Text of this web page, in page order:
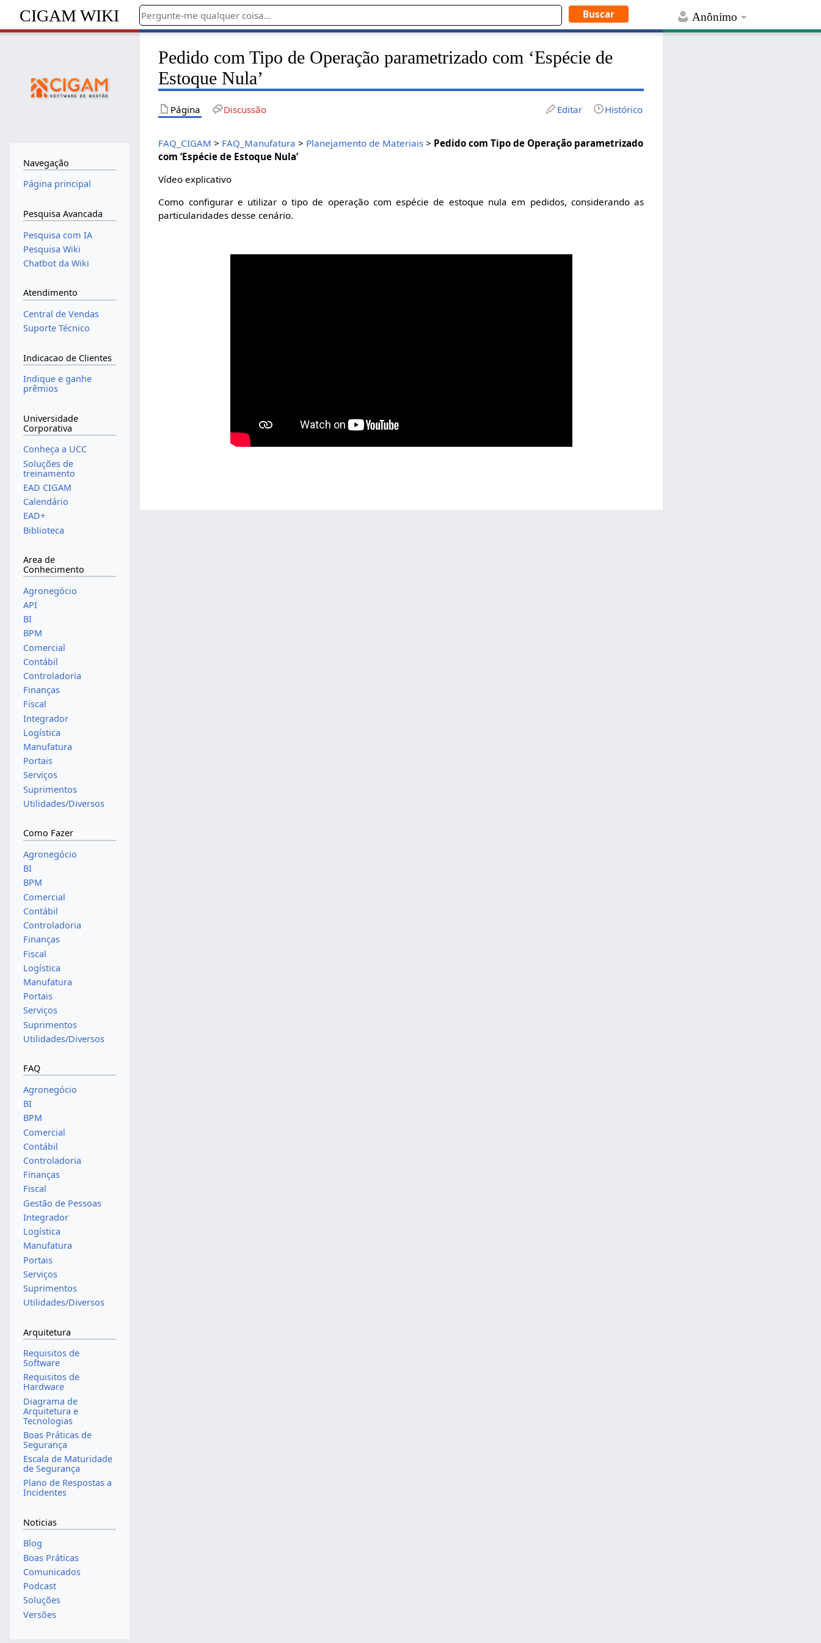
Anônimo
CIGAM WIKI
Pedido com Tipo de Operação parametrizado com ‘Espécie de
Estoque Nula’
Página Discussão Editar Histórico
FAQ_CIGAM > FAQ_Manufatura > Planejamento de Materiais > Pedido com Tipo de Operação parametrizado
com ‘Espécie de Estoque Nula’
Vídeo explicativo
Como configurar e utilizar o tipo de operação com espécie de estoque nula em pedidos, considerando as
particularidades desse cenário.
Navegação
Página principal
Pesquisa Avancada
Pesquisa com IA
Pesquisa Wiki
Chatbot da Wiki
Atendimento
Central de Vendas
Suporte Técnico
Indicacao de Clientes
Indique e ganhe
prêmios
Universidade
Corporativa
Conheça a UCC
Soluções de
treinamento
EAD CIGAM
Calendário
EAD+
Biblioteca
Area de
Conhecimento
Agronegócio
API
BI
BPM
Comercial
Contábil
Controladoria
Finanças
Fiscal
Integrador
Logística
Manufatura
Portais
Serviços
Suprimentos
Utilidades/Diversos
Como Fazer
Agronegócio
BI
BPM
Comercial
Contábil
Controladoria
Finanças
Fiscal
Logística
Manufatura
Portais
Serviços
Suprimentos
Utilidades/Diversos
FAQ
Agronegócio
BI
BPM
Comercial
Contábil
Controladoria
Finanças
Fiscal
Gestão de Pessoas
Integrador
Logística
Manufatura
Portais
Serviços
Suprimentos
Utilidades/Diversos
Arquitetura
Requisitos de
Software
Requisitos de
Hardware
Diagrama de
Arquitetura e
Tecnologias
Boas Práticas de
Segurança
Escala de Maturidade
de Segurança
Plano de Respostas a
Incidentes
Noticias
Blog
Boas Práticas
Comunicados
Podcast
Soluções
Versões